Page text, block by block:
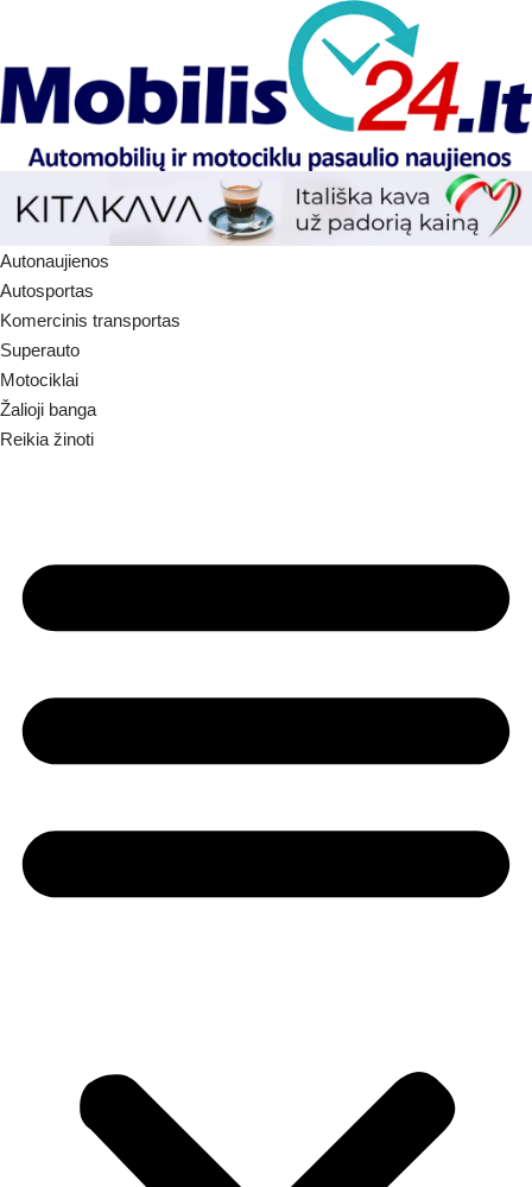
Autonaujienos
Autosportas
Komercinis transportas
Superauto
Motociklai
Žalioji banga
Reikia žinoti